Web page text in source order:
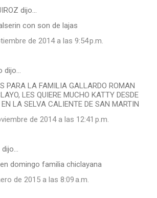
dijo…
con son de lajas
de 2014 a las 9:54 p.m.
dijo…
PARA LA FAMILIA GALLARDO ROMAN
LES QUIERE MUCHO KATTY DESDE
LA SELVA CALIENTE DE SAN MARTIN
de 2014 a las 12:41 p.m.
dijo…
domingo familia chiclayana
de 2015 a las 8:09 a.m.